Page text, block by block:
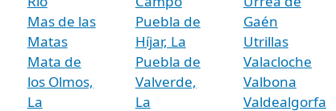
Mas de las
Matas
Mata de
los Olmos,
La
Puebla de
Híjar, La
Puebla de
Valverde,
La
Gaén
Utrillas
Valacloche
Valbona
Valdealgorfa